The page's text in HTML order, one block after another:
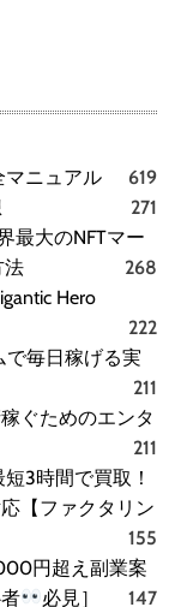
マニュアル
619
271
最大のNFTマー
法
268
Hero
222
で毎日稼げる実
211
ぐためのエンタ
211
3時間で買取！
【ファクタリン
155
円超え副業案
必見］ 147